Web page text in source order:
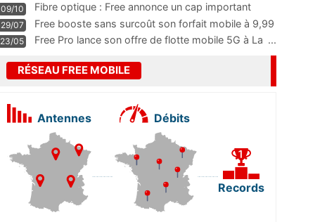
09/10
Fibre optique : Free annonce un cap important
pass
...
29/07
Free booste sans surcoût son forfait mobile à 9,99
23/05 Free Pro lance son offre de flotte mobile 5G à La ...
RÉSEAU FREE MOBILE
Antennes Débits
Records